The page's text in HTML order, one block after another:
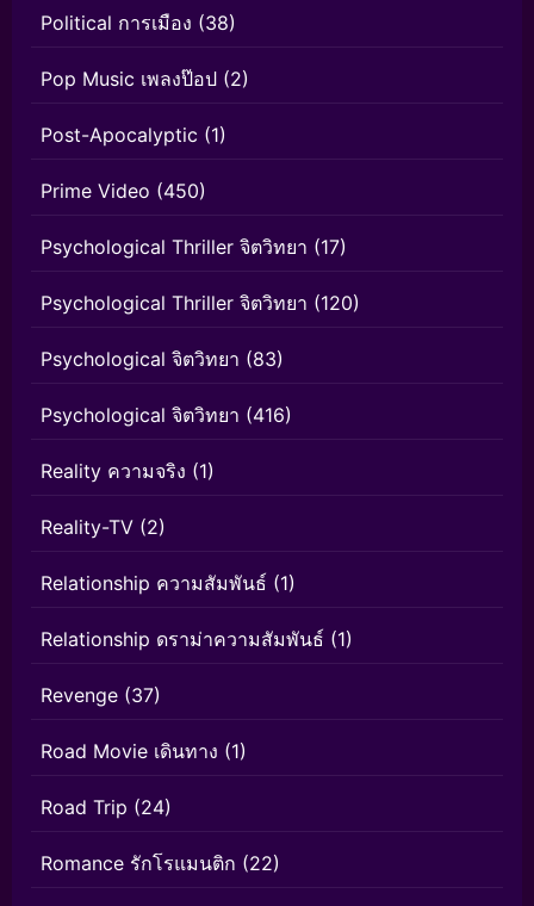
Political การเมือง (38)
Pop Music เพลงป๊อป (2)
Post-Apocalyptic (1)
Prime Video (450)
Psychological Thriller จิตวิทยา (17)
Psychological Thriller จิตวิทยา (120)
Psychological จิตวิทยา (83)
Psychological จิตวิทยา (416)
Reality ความจริง (1)
Reality-TV (2)
Relationship ความสัมพันธ์ (1)
Relationship ดราม่าความสัมพันธ์ (1)
Revenge (37)
Road Movie เดินทาง (1)
Road Trip (24)
Romance รักโรแมนติก (22)